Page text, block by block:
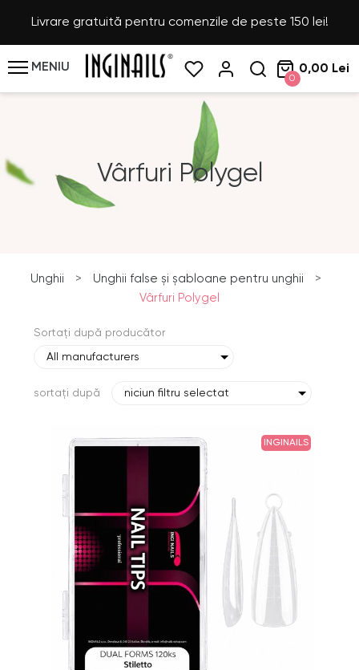
Livrare gratuită pentru comenzile de peste 150 lei!
MENIU
0
0,00 Lei
Vârfuri Polygel
Unghii > Unghii false și șabloane pentru unghii
>
Vârfuri Polygel
Sortați după producător
All manufacturers
sortați după niciun filtru selectat
INGINAILS